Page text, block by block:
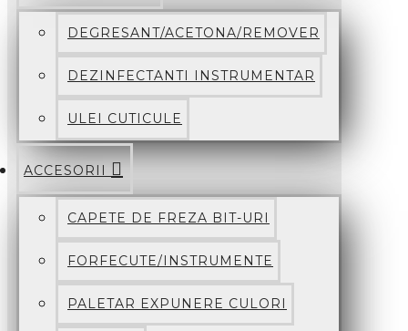
DEGRESANT/ACETONA/REMOVER
DEZINFECTANTI INSTRUMENTAR
ULEI CUTICULE
ACCESORII
CAPETE DE FREZA BIT-URI
FORFECUTE/INSTRUMENTE
PALETAR EXPUNERE CULORI